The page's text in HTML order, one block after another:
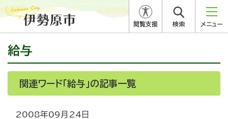
閲覧支援 検索 メニュー
給与
関連ワード「給与」の記事一覧
2008年09月24日